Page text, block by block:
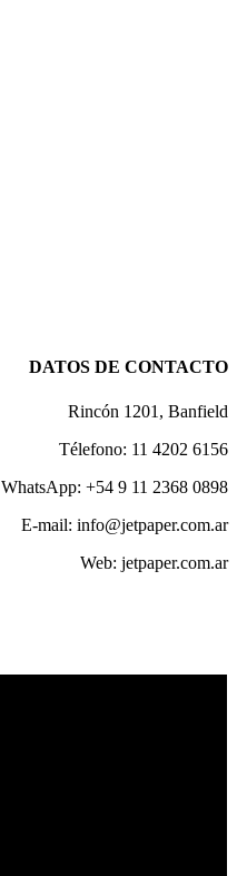
DATOS DE CONTACTO
Rincón 1201, Banfield
Télefono: 11 4202 6156
WhatsApp: +54 9 11 2368 0898
E-mail: info@jetpaper.com.ar
Web: jetpaper.com.ar